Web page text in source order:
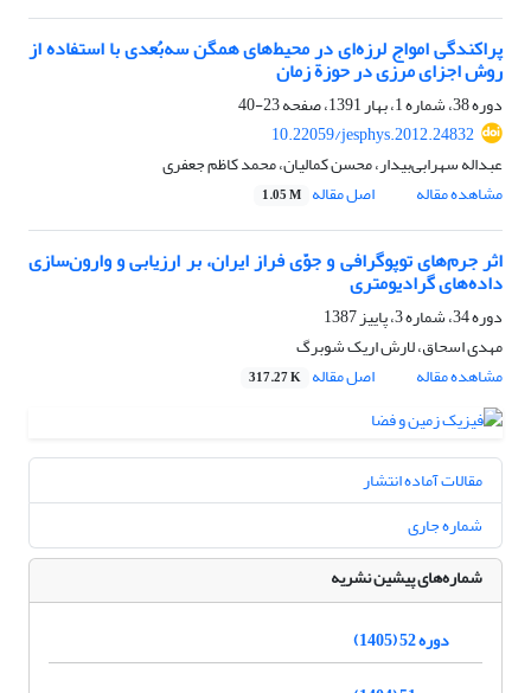
پراکندگی امواج لرزه‌ای در محیط‌های همگن سه‌بُعدی با استفاده از
روش اجزای مرزی در حوزة زمان
دوره 38، شماره 1، بهار 1391، صفحه
23-40
10.22059/jesphys.2012.24832
عبداله سهرابی‌بیدار، محسن کمالیان، محمد کاظم جعفری
مشاهده مقاله
اصل مقاله 1.05 M
اثر جرم‌های توپوگرافی و جوّی فراز ایران، بر ارزیابی و وارون‌سازی
داده‌های گرادیومتری
دوره 34، شماره 3، پاییز 1387
مهدی اسحاق، لارش اریک شوبرگ
مشاهده مقاله
اصل مقاله 317.27 K
مقالات آماده انتشار
شماره جاری
شماره‌های پیشین نشریه
دوره 52 (1405)